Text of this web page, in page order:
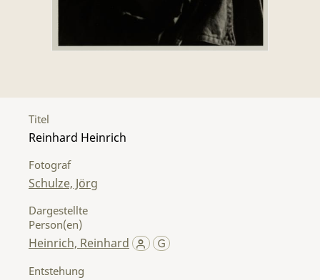
Titel
Reinhard Heinrich
Fotograf
Schulze, Jörg
Dargestellte
Person(en)
Heinrich, Reinhard
Entstehung